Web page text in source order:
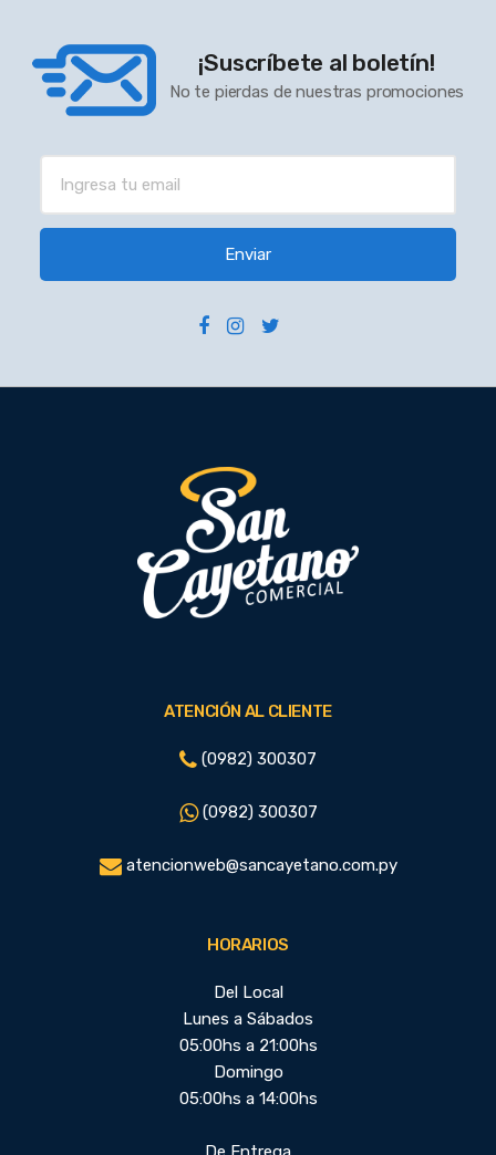
¡Suscríbete al boletín!
No te pierdas de nuestras promociones
Enviar
ATENCIÓN AL CLIENTE
(0982) 300307
(0982) 300307
atencionweb@sancayetano.com.py
HORARIOS
Del Local
Lunes a Sábados
05:00hs a 21:00hs
Domingo
05:00hs a 14:00hs